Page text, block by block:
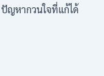
ญหากวนใจที่แก้ได้